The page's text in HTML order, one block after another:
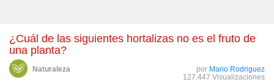
¿Cuál de las siguientes hortalizas no es el fruto de
una planta?
Naturaleza por Mario Rodriguez
127.447 Visualizaciones